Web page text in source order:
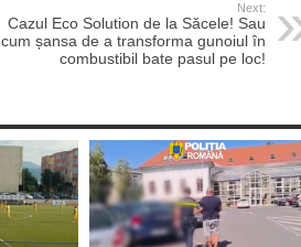
Next:
Cazul Eco Solution de la Săcele! Sau
cum șansa de a transforma gunoiul în
combustibil bate pasul pe loc!